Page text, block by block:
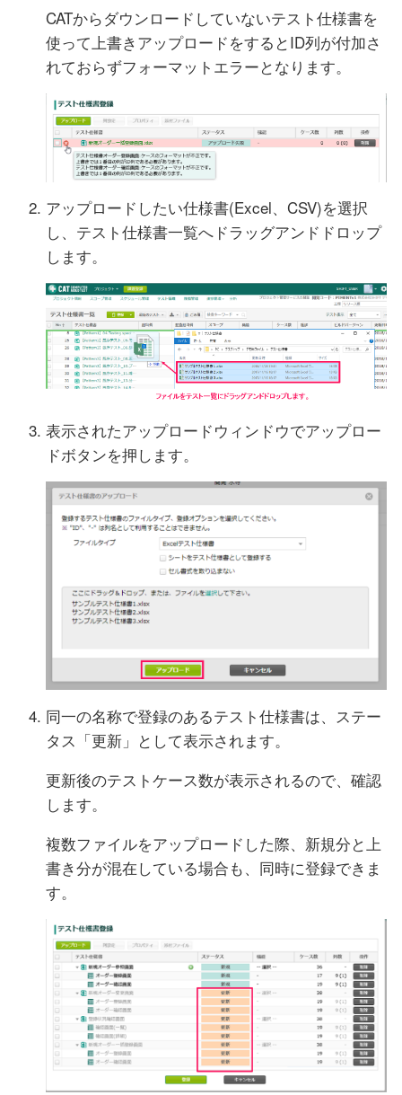
CATからダウンロードしていないテスト仕様書を
使って上書きアップロードをするとID列が付加さ
れておらずフォーマットエラーとなります。
アップロードしたい仕様書(Excel、CSV)を選択
し、テスト仕様書一覧へドラッグアンドドロップ
します。
表示されたアップロードウィンドウでアップロー
ドボタンを押します。
同一の名称で登録のあるテスト仕様書は、ステー
タス「更新」として表示されます。
更新後のテストケース数が表示されるので、確認
します。
複数ファイルをアップロードした際、新規分と上
書き分が混在している場合も、同時に登録できま
す。